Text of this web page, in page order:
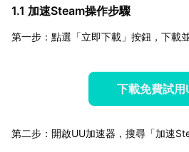
1.1 加速Steam操作步驟
第一步：點選「立即下載」按鈕，下載
下載免費試用
第二步：開啟UU加速器，搜尋「加速